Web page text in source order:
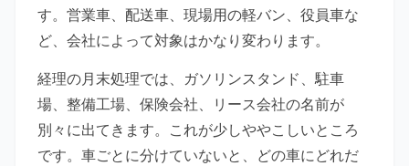
す。営業車、配送車、現場用の軽バン、役員車な
ど、会社によって対象はかなり変わります。
経理の月末処理では、ガソリンスタンド、駐車
場、整備工場、保険会社、リース会社の名前が
別々に出てきます。これが少しややこしいところ
です。車ごとに分けていないと、どの車にどれだ